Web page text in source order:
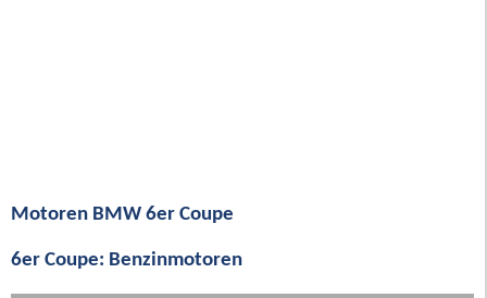
Motoren BMW 6er Coupe
6er Coupe: Benzinmotoren